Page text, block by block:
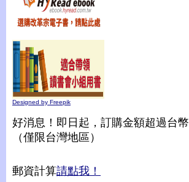
Designed by Freepik
好消息！即日起，訂購金額超過台幣
（僅限台灣地區）
郵資計算請點我！